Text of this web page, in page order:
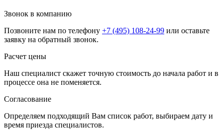
Звонок в компанию
Позвоните нам по телефону +7 (495) 108-24-99 или оставьте
заявку на обратный звонок.
Расчет цены
Наш специалист скажет точную стоимость до начала работ и в
процессе она не поменяется.
Согласование
Определяем подходящий Вам список работ, выбираем дату и
время приезда специалистов.